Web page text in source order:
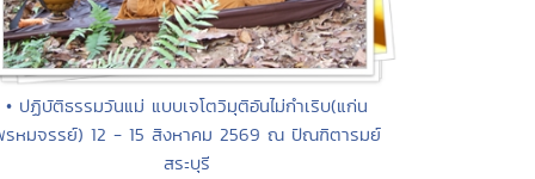
• ปฏิบัติธรรมวันแม่ แบบเจโตวิมุติอันไม่กำเริบ(แก่น
หมจรรย์) 12 - 15 สิงหาคม 2569 ณ ปัณฑิตารมย์
สระบุรี